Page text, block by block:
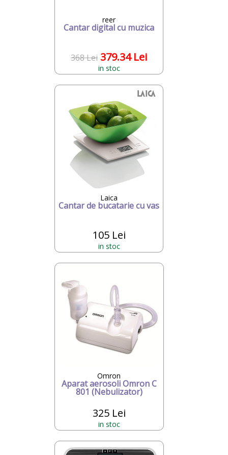
reer
Cantar digital cu muzica
368 Lei 379.34 Lei
in stoc
Laica
Cantar de bucatarie cu vas
105 Lei
in stoc
Omron
Aparat aerosoli Omron C
801 (Nebulizator)
325 Lei
in stoc